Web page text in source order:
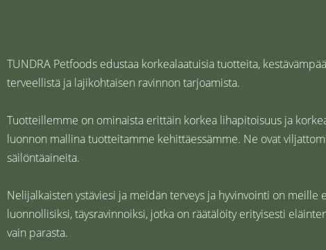
TUNDRA Petfoods edustaa korkealaatuisia tuotteita,
terveellistä ja lajikohtaisen ravinnon tarjoamista.
Tuotteillemme on ominaista erittäin korkea lihapitoisuus ja
luonnon mallina tuotteitamme kehittäessämme. Ne ovat
säilöntäaineita.
Nelijalkaisten ystäviesi ja meidän terveys ja hyvinvointi on
luonnollisiksi, täysravinnoiksi, jotka on räätälöity erityisesti
vain parasta.